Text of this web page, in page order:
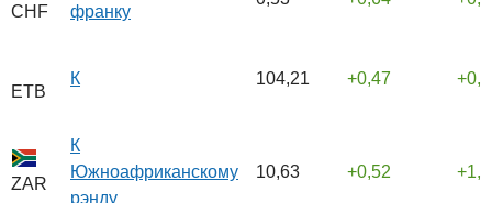
CHF
франку
ETB
К 104,21 0,47
ZAR
К
Южноафриканскому
рэнду
10,63 0,52